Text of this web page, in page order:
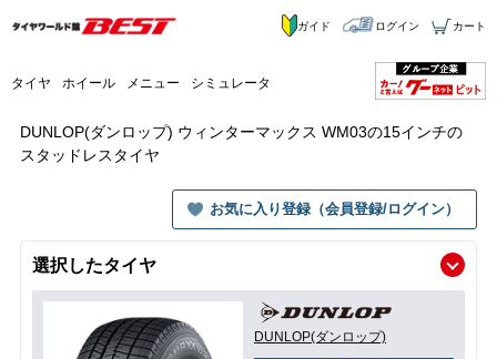
タイヤ ホイール メニュー シミュレータ
ガイド ログイン カート
DUNLOP(ダンロップ) ウィンターマックス WM03の15インチの
スタッドレスタイヤ
お気に入り登録（会員登録/ログイン）
選択したタイヤ
DUNLOP(ダンロップ)